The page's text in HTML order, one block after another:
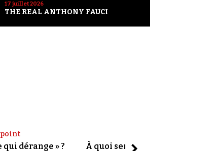
17 juillet 2026
THE REAL ANTHONY FAUCI
point
dérange » ? À quoi servent les slogans ?